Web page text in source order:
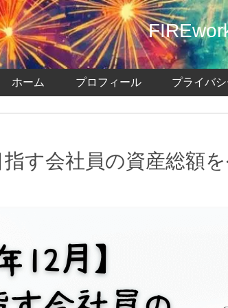
ホーム プロフィール プライバ
指す会社員の資産総額